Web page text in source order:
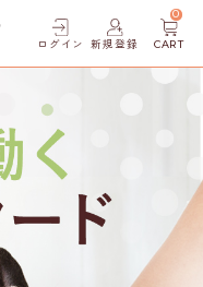
ログイン 新規登録 CART
0